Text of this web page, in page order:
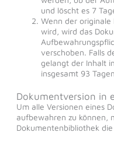
und löscht es 7
Wenn der
wird, wird das
verschoben. Falls
gelangt der Inhalt
insgesamt 93
Dokumentversion in
Um alle Versionen eines
aufbewahren zu können,
Dokumentenbibliothek